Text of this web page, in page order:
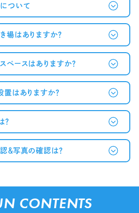
ついて
場はありますか？
ペースはありますか？
置はありますか？
？
＆写真の確認は？
CONTENTS